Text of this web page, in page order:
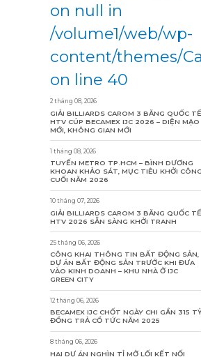
on null in
/volume1/web/wp-
content/themes/
on line 40
2 tháng 08, 2026
GIẢI BILLIARDS CAROM 3 BĂNG QUỐC TẾ
HTV CÚP BECAMEX IJC 2026 – DIỆN MẠO
MỚI, KHÔNG GIAN MỚI
1 tháng 08, 2026
TUYẾN METRO TP.HCM – BÌNH DƯƠNG
KHOAN KHẢO SÁT, MỤC TIÊU KHỞI CÔNG
CUỐI NĂM 2026
10 tháng 07, 2026
GIẢI BILLIARDS CAROM 3 BĂNG QUỐC TẾ
HTV 2026 SẴN SÀNG KHỞI TRANH
25 tháng 06, 2026
CÔNG KHAI THÔNG TIN BẤT ĐỘNG SẢN,
DỰ ÁN BẤT ĐỘNG SẢN TRƯỚC KHI ĐƯA
VÀO KINH DOANH – KHU NHÀ Ở IJC
GREEN CITY
12 tháng 06, 2026
BECAMEX IJC CHỐT NGÀY CHI GẦN 315
ĐỒNG TRẢ CỔ TỨC NĂM 2025
8 tháng 06, 2026
HAI DỰ ÁN NGHÌN TỈ MỞ LỐI KẾT NỐI